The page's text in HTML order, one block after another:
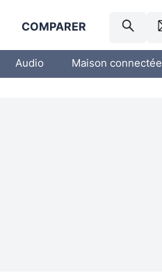
COMPARER
Audio Maison connectée